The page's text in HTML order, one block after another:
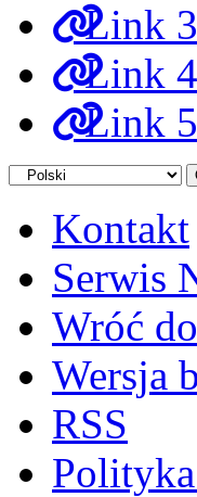
Link 3
Link 4
Link 5
Kontakt
Serwis
Wróć
Wersja
RSS